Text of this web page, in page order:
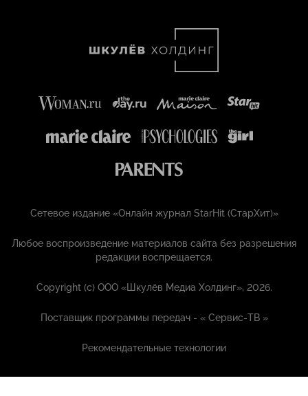
Сетевое издание «Онлайн журнал StarHit (СтарХит)»
Любое воспроизведение материалов сайта без разрешения
редакции воспрещается.
Copyright (с) ООО «Шкулёв Медиа Холдинг», 2026.
Поставщик программы передач - «Сервис-ТВ »
Рекомендательные технологии